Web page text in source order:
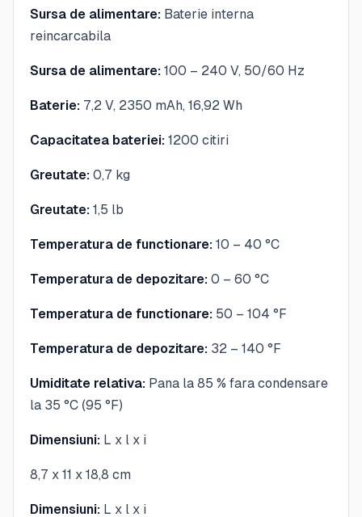
Sursa de alimentare: Baterie interna
reincarcabila
Sursa de alimentare: 100 – 240 V, 50/60 Hz
Baterie: 7,2 V, 2350 mAh, 16,92 Wh
Capacitatea bateriei: 1200 citiri
Greutate: 0,7 kg
Greutate: 1,5 lb
Temperatura de functionare: 10 – 40 °C
Temperatura de depozitare: 0 – 60 °C
Temperatura de functionare: 50 – 104 °F
Temperatura de depozitare: 32 – 140 °F
Umiditate relativa: Pana la 85 % fara condensare
la 35 °C (95 °F)
Dimensiuni: L x l x i
8,7 x 11 x 18,8 cm
Dimensiuni: L x l x i